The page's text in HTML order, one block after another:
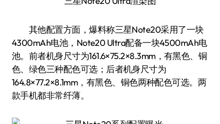
其他配置方面，爆料称三星Note20采用了一块
4300mAh电池，Note20 Ultra配备一块4500mAh电
池。前者机身尺寸为161.6×75.2×8.3mm，有黑色、铜
色、绿色三种配色可选；后者机身尺寸为
164.8×77.2×8.1mm，有黑色、铜色两种配色可选。两
款手机都非常纤薄。